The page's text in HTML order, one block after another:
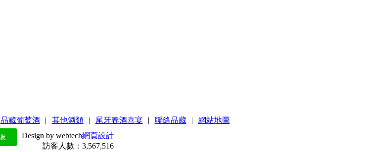
品藏葡萄酒 | 其他酒類 | 尾牙春酒喜宴 | 聯絡品藏 |
網站地圖
Design by webtech網頁設計
訪客人數：3,567,516